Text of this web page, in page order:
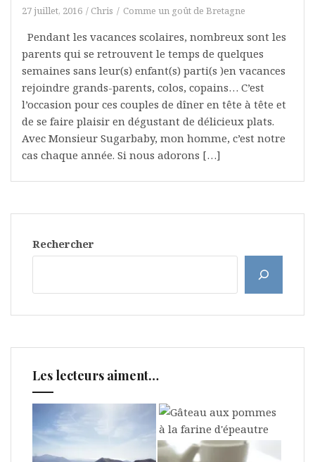
27 juillet, 2016 Chris Comme un goût de Bretagne
Pendant les vacances scolaires, nombreux sont les
parents qui se retrouvent le temps de quelques
semaines sans leur(s) enfant(s) parti(s )en vacances
rejoindre grands-parents, colos, copains… C’est
l’occasion pour ces couples de dîner en tête à tête et
de se faire plaisir en dégustant de délicieux plats.
Avec Monsieur Sugarbaby, mon homme, c’est notre
cas chaque année. Si nous adorons […]
Rechercher
Les lecteurs aiment…